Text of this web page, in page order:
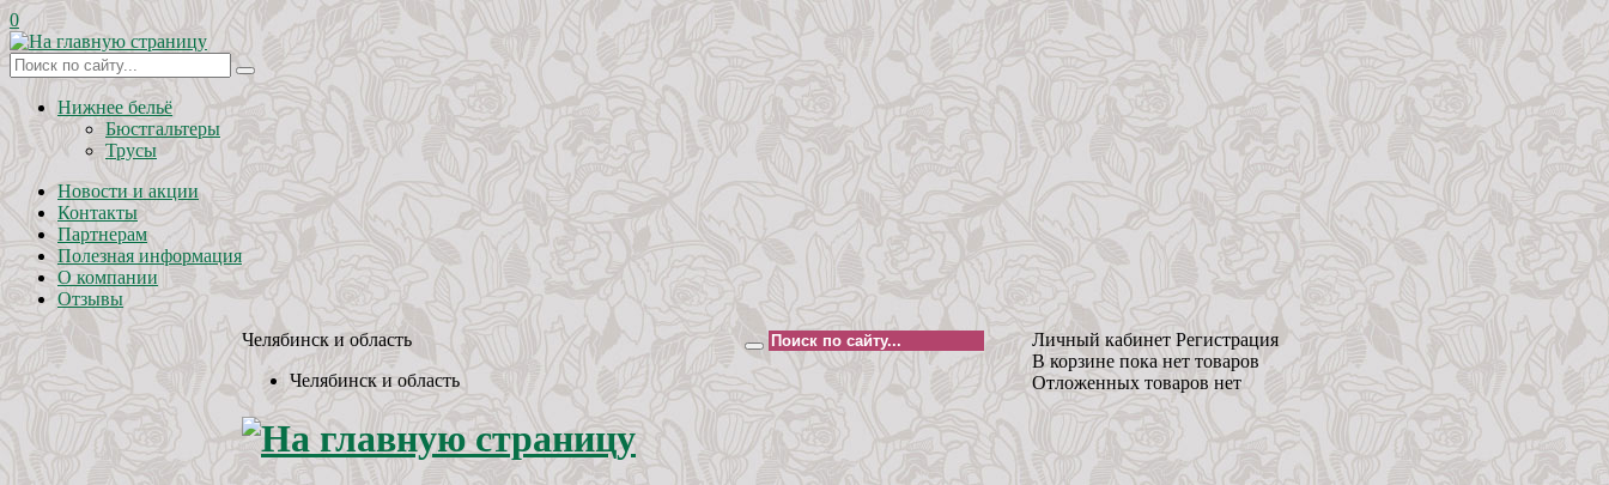
0
Нижнее бельё
Бюстгальтеры
Трусы
Новости и акции
Контакты
Партнерам
Полезная информация
О компании
Отзывы
Челябинск и область
Челябинск и область
Личный кабинет Регистрация
В корзине пока нет товаров
Отложенных товаров нет